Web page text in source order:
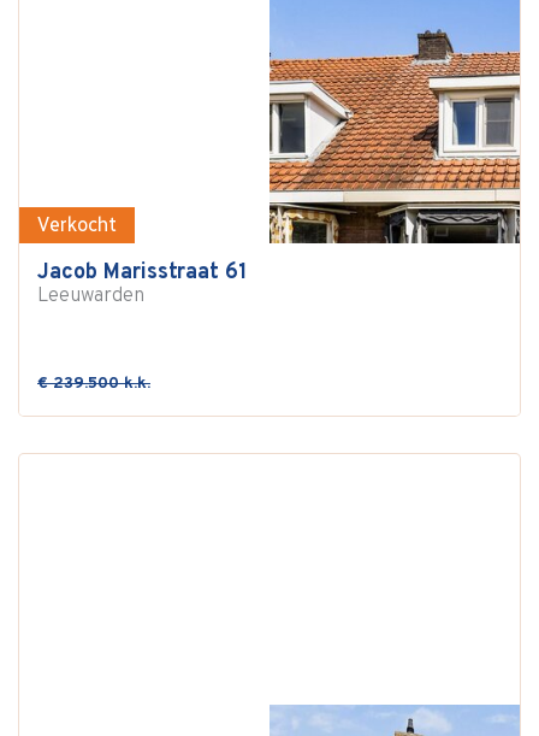
Verkocht
Jacob Marisstraat 61
Leeuwarden
€ 239.500 k.k.